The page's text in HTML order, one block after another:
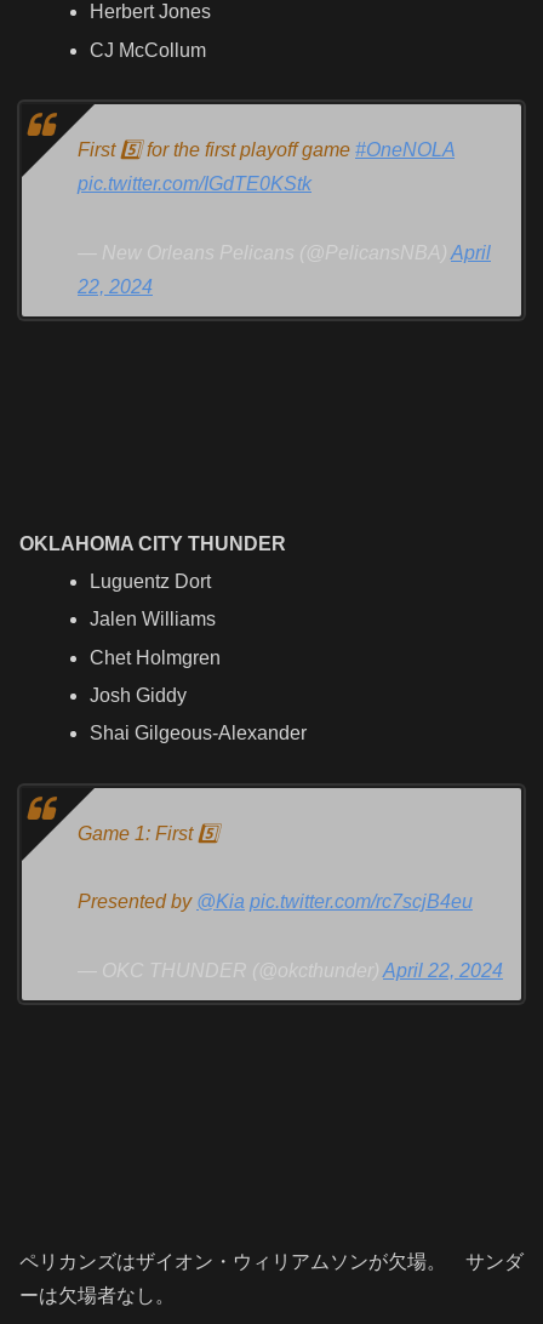
Herbert Jones
CJ McCollum
First 5️⃣ for the first playoff game #OneNOLA
pic.twitter.com/IGdTE0KStk
— New Orleans Pelicans (@PelicansNBA) April
22, 2024
OKLAHOMA CITY THUNDER
Luguentz Dort
Jalen Williams
Chet Holmgren
Josh Giddy
Shai Gilgeous-Alexander
Game 1: First 5️⃣
Presented by @Kia pic.twitter.com/rc7scjB4eu
— OKC THUNDER (@okcthunder) April 22, 2024
ペリカンズはザイオン・ウィリアムソンが欠場。 サンダ
ーは欠場者なし。